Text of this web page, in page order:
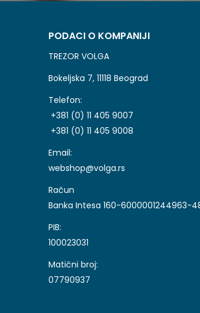
PODACI O KOMPANIJI
TREZOR VOLGA
Bokeljska 7, 11118 Beograd
Telefon:
+381 (0) 11 405 9007
+381 (0) 11 405 9008
Email:
webshop@volga.rs
Račun
Banka Intesa 160-6000001244963-
PIB:
100023031
Matični broj:
07790937